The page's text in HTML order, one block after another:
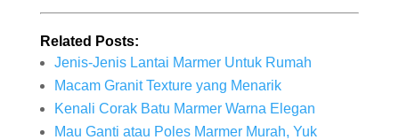
Related Posts:
Jenis-Jenis Lantai Marmer Untuk Rumah
Macam Granit Texture yang Menarik
Kenali Corak Batu Marmer Warna Elegan
Mau Ganti atau Poles Marmer Murah, Yuk